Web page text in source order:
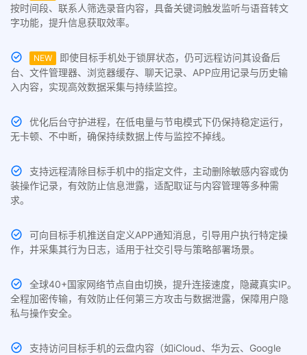
按时间段、联系人筛选录音内容，具备关键词触发监听与语音转文
字功能，提升信息获取效率。
NEW
即使目标手机处于锁屏状态，仍可远程访问其设备后
台、文件管理器、浏览器缓存、聊天记录、APP应用记录与历史输
入内容，实现高效数据采集与持续监控。
优化后台守护进程，在低电量与节电模式下仍保持稳定运行，
无卡顿、不中断，确保持续数据上传与监控不掉线。
支持远程清除目标手机中的指定文件，主动删除敏感内容或伪
装操作记录，有效防止信息泄露，适配取证与内容管理等多种需
求。
可向目标手机推送自定义APP通知消息，引导用户执行特定操
作，并采集其行为日志，适用于社交引导与策略部署场景。
全球40+国家网络节点自由切换，提升连接速度，隐藏真实IP。
全程加密传输，有效防止任何第三方攻击与数据泄露，保障用户隐
私与操作安全。
支持访问目标手机的云盘内容（如iCloud、华为云、Google